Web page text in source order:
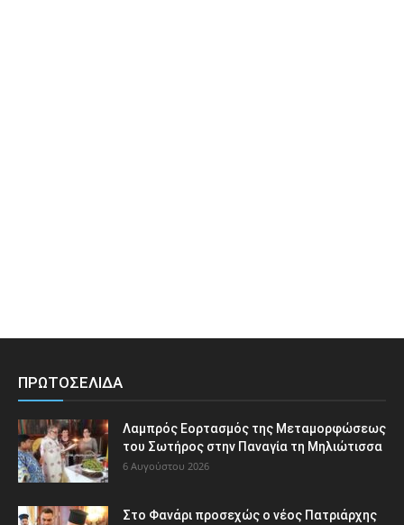
ΠΡΩΤΟΣΕΛΙΔΑ
Λαμπρός Εορτασμός της Μεταμορφώσεως
του Σωτήρος στην Παναγία τη Μηλιώτισσα
6 Αυγούστου 2026
Στο Φανάρι προσεχώς ο νέος Πατριάρχης